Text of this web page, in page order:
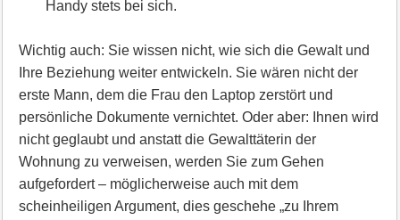
Handy stets bei sich.
Wichtig auch: Sie wissen nicht, wie sich die Gewalt und
Ihre Beziehung weiter entwickeln. Sie wären nicht der
erste Mann, dem die Frau den Laptop zerstört und
persönliche Dokumente vernichtet. Oder aber: Ihnen wird
nicht geglaubt und anstatt die Gewalttäterin der
Wohnung zu verweisen, werden Sie zum Gehen
aufgefordert – möglicherweise auch mit dem
scheinheiligen Argument, dies geschehe „zu Ihrem